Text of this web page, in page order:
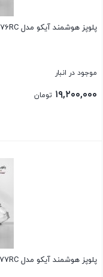
پلوپز هوشمند آیکو مدل AK276RC
موجود در انبار
۱۹,۲۰۰,۰۰۰ تومان
پلوپز هوشمند آیکو مدل AK277RC